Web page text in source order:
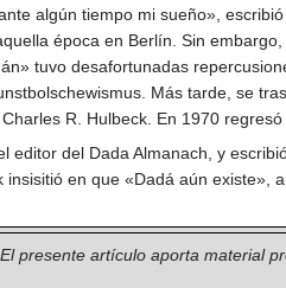
algún tiempo mi sueño»,
época en Berlín. Sin
tuvo desafortunadas
Más tarde, se
R. Hulbeck. En 1970
editor del Dada Almanach, y
insisitió en que «Dadá aún existe»,
El presente artículo aporta material